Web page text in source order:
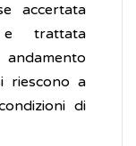
accertata
e trattata
riescono a
di